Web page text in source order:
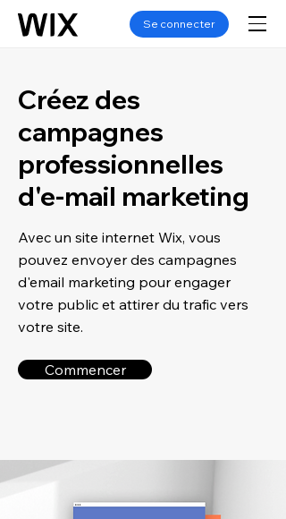
Se connecter
Créez des
campagnes
professionnelles
d'e-mail marketing
Avec un site internet Wix, vous
pouvez envoyer des campagnes
d'email marketing pour engager
votre public et attirer du trafic vers
votre site.
Commencer